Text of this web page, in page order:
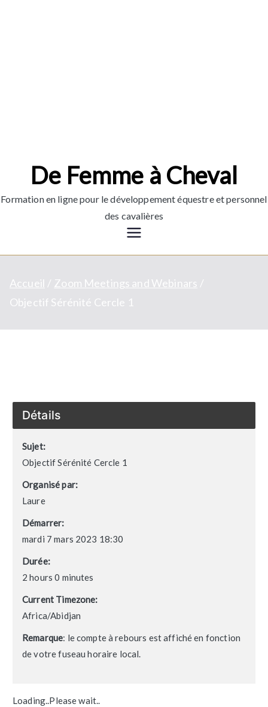
De Femme à Cheval
Formation en ligne pour le développement équestre et personnel
des cavalières
Accueil
Zoom Meetings and Webinars
Objectif Sérénité Cercle 1
Détails
Sujet:
Objectif Sérénité Cercle 1
Organisé par:
Laure
Démarrer:
mardi 7 mars 2023 18:30
Durée:
2 hours 0 minutes
Current Timezone:
Africa/Abidjan
Remarque: le compte à rebours est affiché en fonction
de votre fuseau horaire local.
Loading..Please wait..